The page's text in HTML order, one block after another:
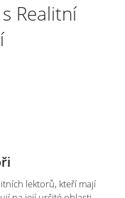
Realitní
lektorů, kteří mají